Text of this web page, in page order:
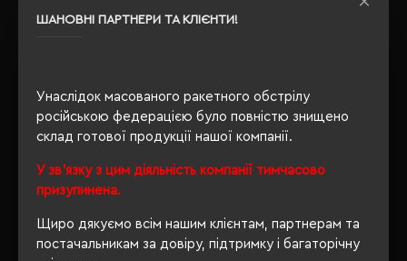
ШАНОВНІ ПАРТНЕРИ ТА КЛІЄНТИ!
Унаслідок масованого ракетного обстрілу
російською федерацією було повністю знищено
склад готової продукції нашої компанії.
У зв'язку з цим діяльність компанії тимчасово
призупинена.
Щиро дякуємо всім нашим клієнтам, партнерам та
постачальникам за довіру, підтримку і багаторічну
ВІДГУКИ